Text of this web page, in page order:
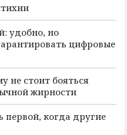
удобно, но
цифровые
не стоит бояться
жирности
когда другие